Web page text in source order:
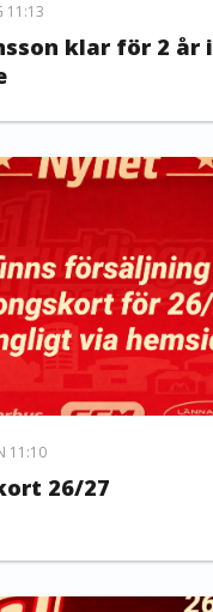
11:13
klar för 2 år i
11:10
26/27